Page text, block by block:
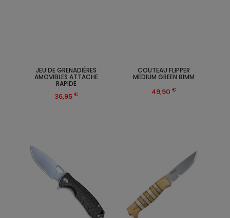
JEU DE GRENADIÈRES
AMOVIBLES ATTACHE
RAPIDE
36,95 €
COUTEAU FLIPPER
MEDIUM GREEN 81MM
49,90 €